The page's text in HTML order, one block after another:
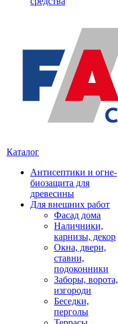
Каталог
Антисептики и огне-
биозащита для
древесины
Для внешних работ
Фасад дома
Наличники,
карнизы, декор
Окна, двери,
ставни,
подоконники
Заборы, ворота,
изгороди
Беседки,
перголы